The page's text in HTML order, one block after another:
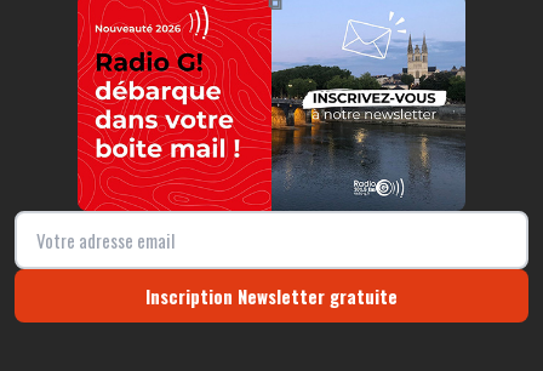
Inscription Newsletter gratuite